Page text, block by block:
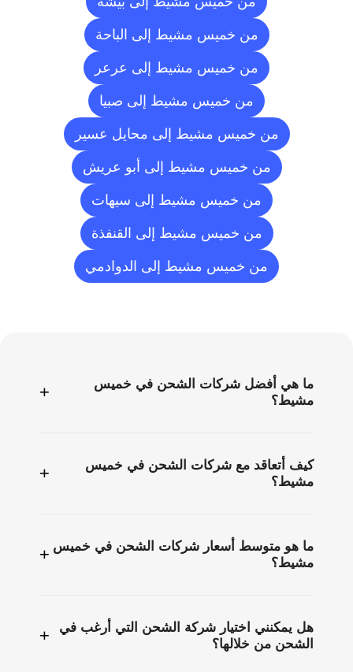
من خميس مشيط إلى الباحة
من خميس مشيط إلى عرعر
من خميس مشيط إلى صبيا
من خميس مشيط إلى محايل عسير
من خميس مشيط إلى أبو عريش
من خميس مشيط إلى سيهات
من خميس مشيط إلى القنفذة
من خميس مشيط إلى الدوادمي
ما هي أفضل شركات الشحن في خميس
مشيط؟
+
كيف أتعاقد مع شركات الشحن في خميس
مشيط؟
+
ما هو متوسط أسعار شركات الشحن في خميس
مشيط؟
+
هل يمكنني اختيار شركة الشحن التي أرغب في
الشحن من خلالها؟
+